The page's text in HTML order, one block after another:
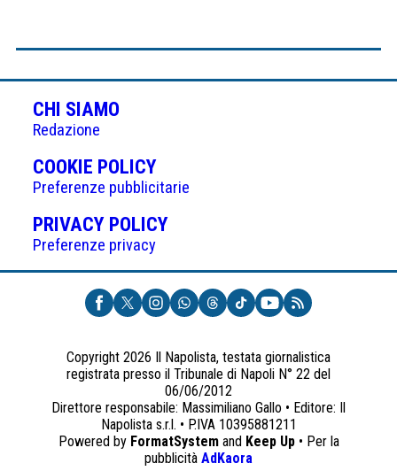
CHI SIAMO
Redazione
COOKIE POLICY(APRE
IN
UNA
NUOVA
Preferenze pubblicitarie
PRIVACY POLICY(APRE
UNA
NUOVA
SCHEDA)
Preferenze privacy
Copyright 2026 Il Napolista, testata giornalistica
registrata presso il Tribunale di Napoli N° 22 del
06/06/2012
Direttore responsabile: Massimiliano Gallo • Editore: Il
Napolista s.r.l. • P.IVA 10395881211
Powered by FormatSystemand Keep Up• Per la
pubblicità AdKaora